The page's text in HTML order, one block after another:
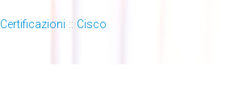
Certificazioni :: Cisco